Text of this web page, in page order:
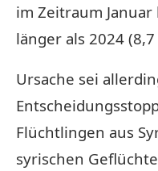
im Zeitraum
länger als 2024
Ursache sei
Flüchtlingen aus
syrischen